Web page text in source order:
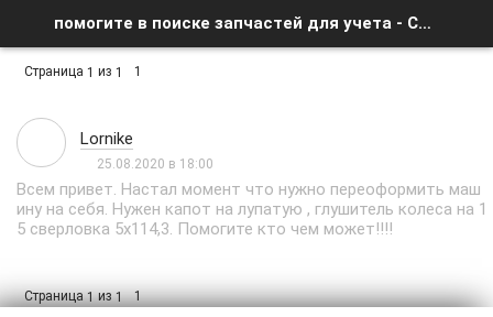
помогите в поиске запчастей для учета - Список форумов
Страница 1 из 1 1
Lornike
25.08.2020 в 18:00
Всем привет. Настал момент что нужно переоформить маш
ину на себя. Нужен капот на лупатую , глушитель колеса на 1
5 сверловка 5x114,3. Помогите кто чем может!!!!
Страница1из1 1